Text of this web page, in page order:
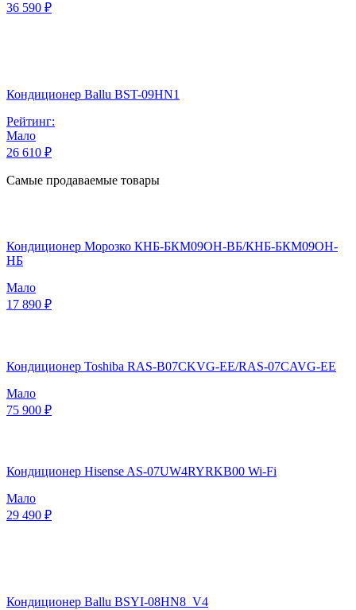
36 590 ₽
Кондиционер Ballu BST-09HN1
Рейтинг:
Мало
26 610 ₽
Самые продаваемые товары
Кондиционер Морозко КНБ-БКМ09ОН-ВБ/КНБ-БКМ09ОН-
НБ
Мало
17 890 ₽
Кондиционер Toshiba RAS-B07CKVG-EE/RAS-07CAVG-EE
Мало
75 900 ₽
Кондиционер Hisense AS-07UW4RYRKB00 Wi-Fi
Мало
29 490 ₽
Кондиционер Ballu BSYI-08HN8_V4